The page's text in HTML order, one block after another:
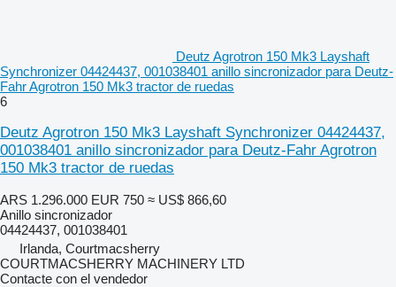
Deutz Agrotron 150 Mk3 Layshaft
Synchronizer 04424437, 001038401 anillo sincronizador para Deutz-
Fahr Agrotron 150 Mk3 tractor de ruedas
6
Deutz Agrotron 150 Mk3 Layshaft Synchronizer 04424437,
001038401 anillo sincronizador para Deutz-Fahr Agrotron
150 Mk3 tractor de ruedas
ARS 1.296.000 EUR 750 ≈ US$ 866,60
Anillo sincronizador
04424437, 001038401
Irlanda, Courtmacsherry
COURTMACSHERRY MACHINERY LTD
Contacte con el vendedor